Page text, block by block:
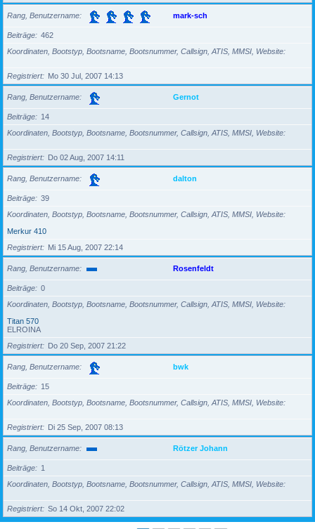
Rang, Benutzername mark-sch
Beiträge
462
Koordinaten, Bootstyp, Bootsname, Bootsnummer, Callsign, ATIS, MMSI, Website
Registriert Mo 30 Jul, 2007 14:13
Rang, Benutzername Gernot
Beiträge
14
Koordinaten, Bootstyp, Bootsname, Bootsnummer, Callsign, ATIS, MMSI, Website
Registriert Do 02 Aug, 2007 14:11
Rang, Benutzername dalton
Beiträge
39
Koordinaten, Bootstyp, Bootsname, Bootsnummer, Callsign, ATIS, MMSI, Website
Merkur 410
Registriert
Mi 15 Aug, 2007 22:14
Rang, Benutzername Rosenfeldt
Beiträge
0
Koordinaten, Bootstyp, Bootsname, Bootsnummer, Callsign, ATIS, MMSI, Website
Titan 570
ELROINA
Registriert
Do 20 Sep, 2007 21:22
Rang, Benutzername bwk
Beiträge
15
Koordinaten, Bootstyp, Bootsname, Bootsnummer, Callsign, ATIS, MMSI, Website
Registriert Di 25 Sep, 2007 08:13
Rang, Benutzername Rötzer Johann
Beiträge
1
Koordinaten, Bootstyp, Bootsname, Bootsnummer, Callsign, ATIS, MMSI, Website
Registriert So 14 Okt, 2007 22:02